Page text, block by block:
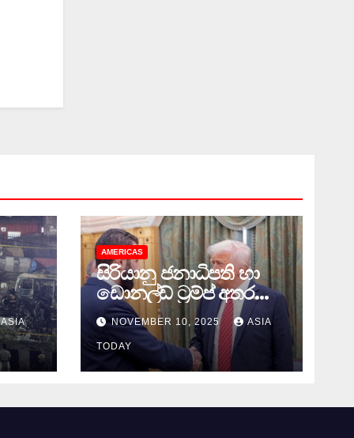
ASIA
AMERICAS
සිරියානු ජනාධිපති හා
ඩොනල්ඩ් ට්‍රම්ප් අතර
හමුවක්
NOVEMBER 10, 2025 ASIA
TODAY